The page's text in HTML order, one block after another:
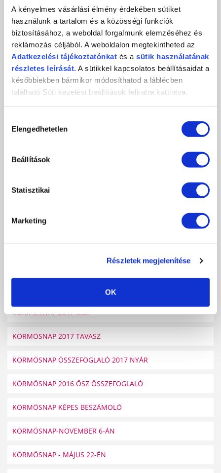
A kényelmes vásárlási élmény érdekében sütiket
használunk a tartalom és a közösségi funkciók
biztosításához, a weboldal forgalmunk elemzéséhez és
reklámozás céljából. A weboldalon megtekintheted az
Adatkezelési tájékoztatónkat és a sütik használatának
részletes leírását. A sütikkel kapcsolatos beállításaidat a
későbbiekben bármikor módosíthatod a láblécben
található Süti kezelési beállítások feliratra kattintva.
kiválasztása
Elengedhetetlen
Beállítások
Statisztikai
Marketing
Részletek megjelenítése
OK
KÖRMÖSNAP NYÁR 2023 ISMÉTLÉS
KÖRMÖSNAP 2023 NYÁR
KÖRMÖSNAP 2022/23 TÉL
KÖRMÖSNAP NYÁR 2022
KÖRMÖSNAP 2020 NYÁR
KÖRMÖSNAP 2019. TÉL
KÖRMÖSNAP 2019. NYÁR
CRYSTAL NAILS KÖRMÖSNAP 2018. NYÁR
KÖRMÖSNAP ÖSSZEFOGLALÓ 2017 ŐSZ
KÖRMÖSNAP 2017 ŐSZ
KÖRMÖSNAP 2017 TAVASZ
KÖRMÖSNAP ÖSSZEFOGLALÓ 2017 NYÁR
KÖRMÖSNAP 2016 ŐSZ ÖSSZEFOGLALÓ
KÖRMÖSNAP KÉPES BESZÁMOLÓ
KÖRMÖSNAP-NOVEMBER 6-ÁN
KÖRMÖSNAP - MÁJUS 22-ÉN